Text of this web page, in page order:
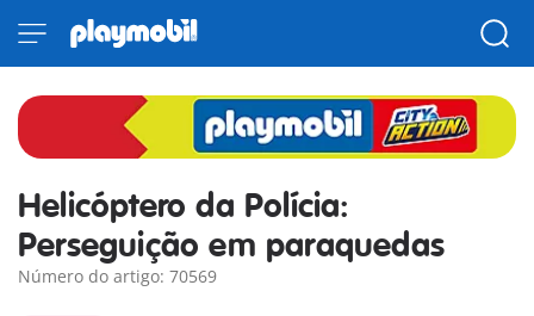
Helicóptero da Polícia:
Perseguição em paraquedas
Número do artigo: 70569